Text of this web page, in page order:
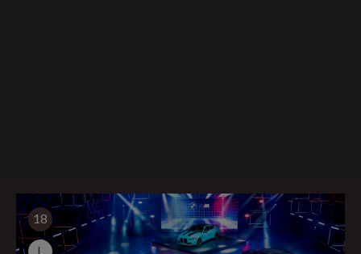
18
L